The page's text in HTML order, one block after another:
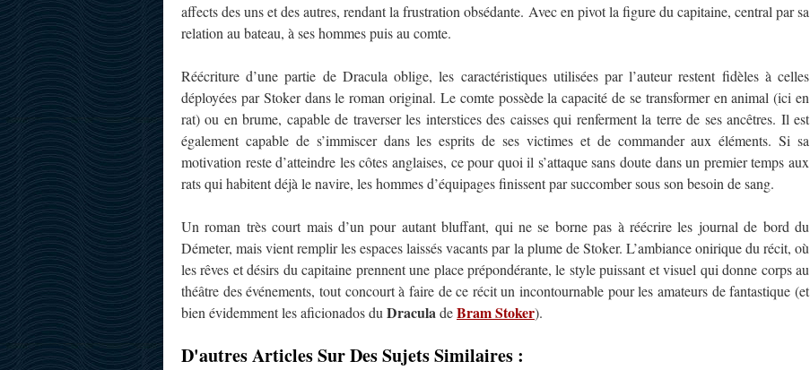
affects des uns et des autres, rendant la frustration obsédante. Avec en pivot la figure du capitaine, central par sa
relation au bateau, à ses hommes puis au comte.
Réécriture d’une partie de Dracula oblige, les caractéristiques utilisées par l’auteur restent fidèles à celles
déployées par Stoker dans le roman original. Le comte possède la capacité de se transformer en animal (ici en
rat) ou en brume, capable de traverser les interstices des caisses qui renferment la terre de ses ancêtres. Il est
également capable de s’immiscer dans les esprits de ses victimes et de commander aux éléments. Si sa
motivation reste d’atteindre les côtes anglaises, ce pour quoi il s’attaque sans doute dans un premier temps aux
rats qui habitent déjà le navire, les hommes d’équipages finissent par succomber sous son besoin de sang.
Un roman très court mais d’un pour autant bluffant, qui ne se borne pas à réécrire les journal de bord du
Démeter, mais vient remplir les espaces laissés vacants par la plume de Stoker. L’ambiance onirique du récit, où
les rêves et désirs du capitaine prennent une place prépondérante, le style puissant et visuel qui donne corps au
théâtre des événements, tout concourt à faire de ce récit un incontournable pour les amateurs de fantastique (et
bien évidemment les aficionados du DraculadeBram Stoker).
D'autres Articles Sur Des Sujets Similaires :